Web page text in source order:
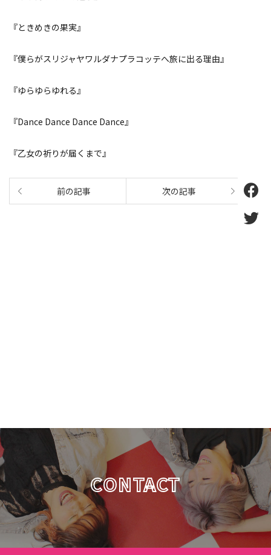
『ときめきの果実』
『僕らがスリジャヤワルダナプラコッテへ旅に出る理由』
『ゆらゆらゆれる』
『Dance Dance Dance Dance』
『乙女の祈りが届くまで』
CONTACT